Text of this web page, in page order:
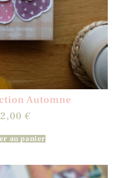
Automne
€
au panier